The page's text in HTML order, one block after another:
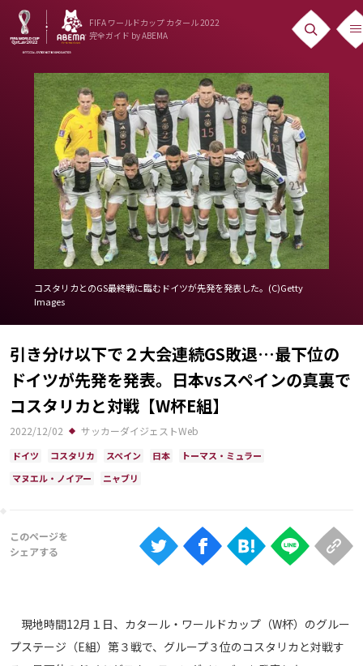
FIFA ワールドカップ カタール 2022
完全ガイド by ABEMA
ニュース
News
出場国
Teams
日本代表
Team Japan
日程・結果
Schedule
ランキング
Ranking
大会について
About
ABEMAの視聴について
iOS Apps
Web
コスタリカとのGS最終戦に臨むドイツが先発を発表した。(C)Getty
Images
引き分け以下で２大会連続GS敗退…最下位の
ドイツが先発を発表。日本vsスペインの真裏で
コスタリカと対戦【W杯E組】
2022/12/02 サッカーダイジェストWeb
ドイツ コスタリカ スペイン 日本
トーマス・ミュラー
マヌエル・ノイアー
ニャブリ
現地時間12月１日、カタール・ワールドカップ（W杯）のグルー
プステージ（E組）第３戦で、グループ３位のコスタリカと対戦す